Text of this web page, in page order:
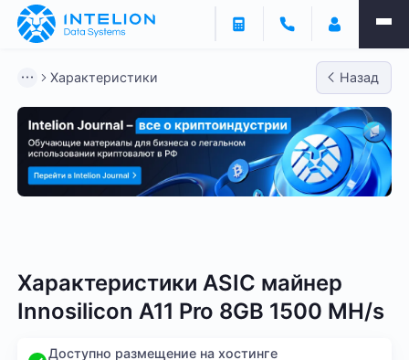
Характеристики Назад
Характеристики ASIC майнер
Innosilicon A11 Pro 8GB 1500 MH/s
Доступно размещение на хостинге